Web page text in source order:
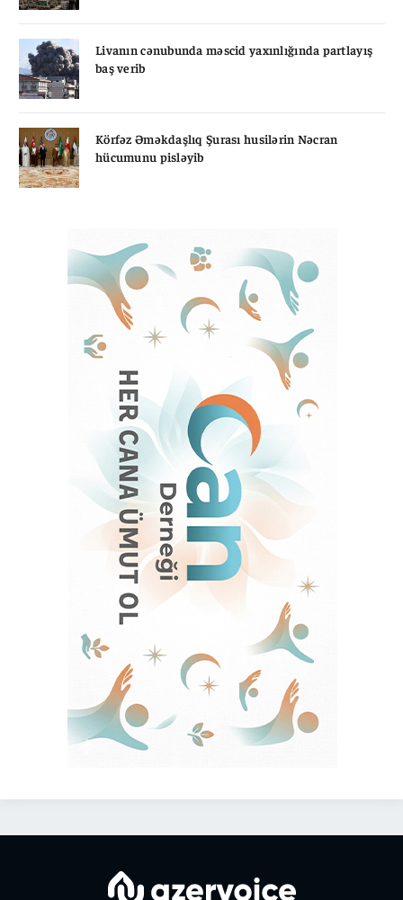
Livanın cənubunda məscid yaxınlığında partlayış
baş verib
Körfəz Əməkdaşlıq Şurası husilərin Nəcran
hücumunu pisləyib